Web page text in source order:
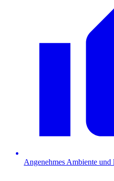
Angenehmes Ambiente